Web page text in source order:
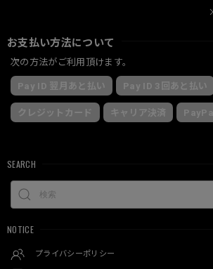
お支払い方法について
次の方法がご利用頂けます。
Pay ID 翌月あと払い Pay ID 3回あと払い
クレジットカード キャリア決済 PayPal
SEARCH
NOTICE
プライバシーポリシー